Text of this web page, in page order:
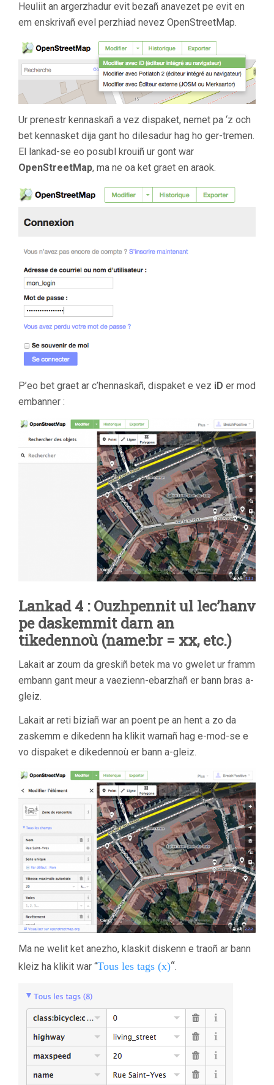
Heuliit an argerzhadur evit bezañ anavezet pe evit en
em enskrivañ evel perzhiad nevez OpenStreetMap.
Ur prenestr kennaskañ a vez dispaket, nemet pa ‘z och
bet kennasket dija gant ho dilesadur hag ho ger-tremen.
El lankad-se eo posubl krouiñ ur gont war
OpenStreetMap, ma ne oa ket graet en araok.
P’eo bet graet ar c’hennaskañ, dispaket e vez iD er mod
embanner :
Lankad 4 : Ouzhpennit ul lec’hanv
pe daskemmit darn an
tikedennoù (name:br = xx, etc.)
Lakait ar zoum da greskiñ betek ma vo gwelet ur framm
embann gant meur a vaezienn-ebarzhañ er bann bras a-
gleiz.
Lakait ar reti biziañ war an poent pe an hent a zo da
zaskemm e dikedenn ha klikit warnañ hag e-mod-se e
vo dispaket e dikedennoù er bann a-gleiz.
Ma ne welit ket anezho, klaskit diskenn e traoñ ar bann
kleiz ha klikit war “Tous les tags (x)“.